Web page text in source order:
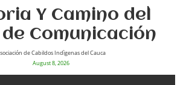
Y Camino del
de Comunicación
de Cabildos Indìgenas del Cauca
August 8, 2026